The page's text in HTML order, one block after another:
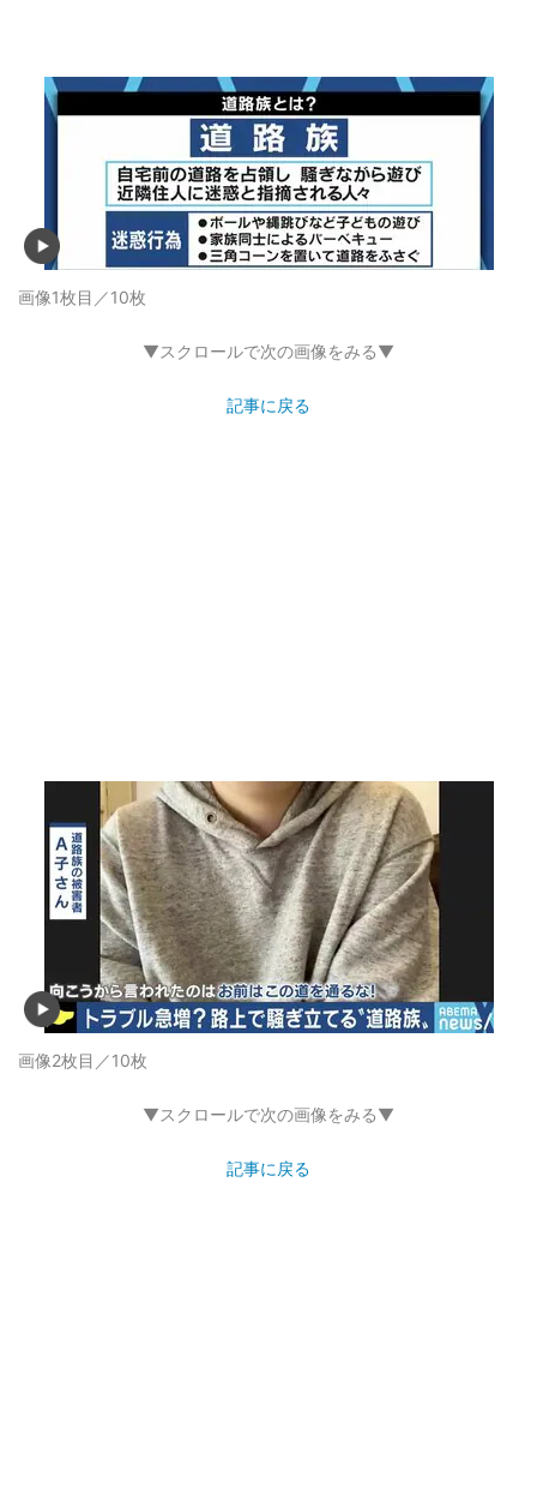
画像1枚目／10枚
▼スクロールで次の画像をみる▼
記事に戻る
画像2枚目／10枚
▼スクロールで次の画像をみる▼
記事に戻る